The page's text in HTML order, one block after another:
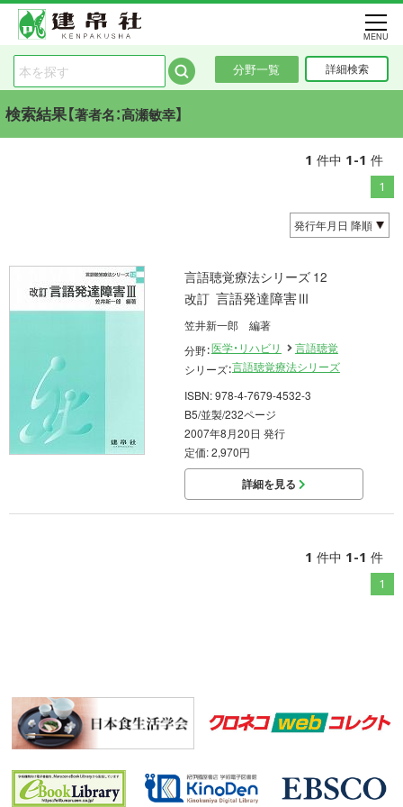
分野一覧 詳細検索
MENU
検索結果【著者名：高瀬敏幸】
1 件中 1-1 件
1
言語聴覚療法シリーズ 12
改訂 言語発達障害Ⅲ
笠井新一郎 編著
分野：医学・リハビリ
言語聴覚
シリーズ：言語聴覚療法シリーズ
ISBN: 978-4-7679-4532-3
B5/並製/232ページ
2007年8月20日 発行
定価: 2,970円
詳細を見る
1 件中 1-1 件
1